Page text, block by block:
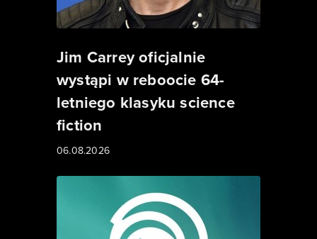
Jim Carrey oficjalnie
wystąpi w reboocie 64-
letniego klasyku science
fiction
06.08.2026